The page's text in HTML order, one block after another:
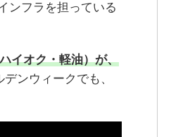
ンフラを担っている
イオク・軽油）が、
ンウィークでも、